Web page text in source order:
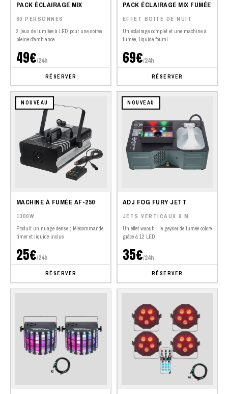
PACK ÉCLAIRAGE MIX
80 PERSONNES
2 jeux de lumière à LED pour une soirée
pleine d'ambiance
49€/24h
RÉSERVER
PACK ÉCLAIRAGE MIX FUMÉE
EFFET BOÎTE DE NUIT
Un éclairage complet et une machine à
fumée, liquide fourni
69€/24h
RÉSERVER
NOUVEAU
MACHINE À FUMÉE AF-250
1300W
Produit un nuage dense ; télécommande
timer et liquide inclus
25€/24h
RÉSERVER
NOUVEAU
ADJ FOG FURY JETT
JETS VERTICAUX 6 M
Un effet waouh : le geyser de fumée coloré
grâce à 12 LED
35€/24h
RÉSERVER